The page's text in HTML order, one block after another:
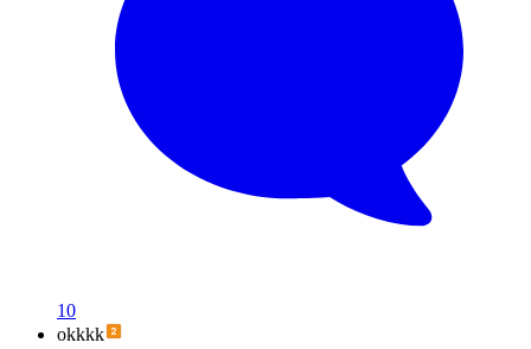
10
okkkk